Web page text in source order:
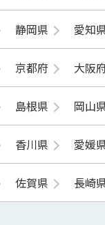
静岡県 愛知
京都府 大阪
島根県 岡山
香川県 愛媛
佐賀県 長崎